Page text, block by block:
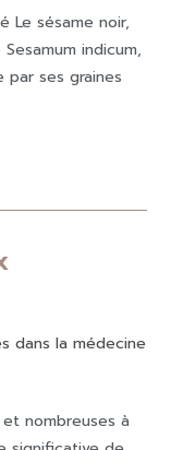
Le sésame noir,
indicum,
ses graines
dans la médecine
nombreuses à